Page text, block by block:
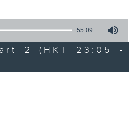
55:09
2 (HKT 23:05 -